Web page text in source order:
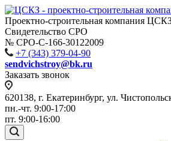
Проектно-строительная компания
Свидетельство СРО
№ СРО-С-166-30122009
+7 (343) 379-04-90
sendvichstroy@bk.ru
Заказать звонок
620138, г. Екатеринбург, ул.
пн.-чт. 9:00-17:00
пт. 9:00-16:00